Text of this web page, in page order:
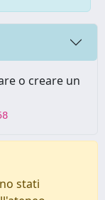
o creare un
stati